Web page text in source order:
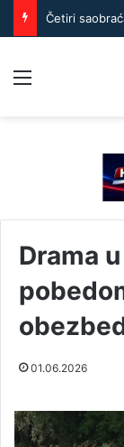
Drama
01.06.2026